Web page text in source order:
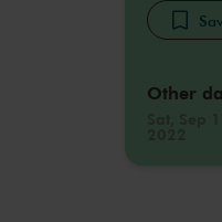
Other